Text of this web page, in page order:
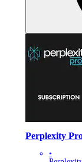
Perplexity
•